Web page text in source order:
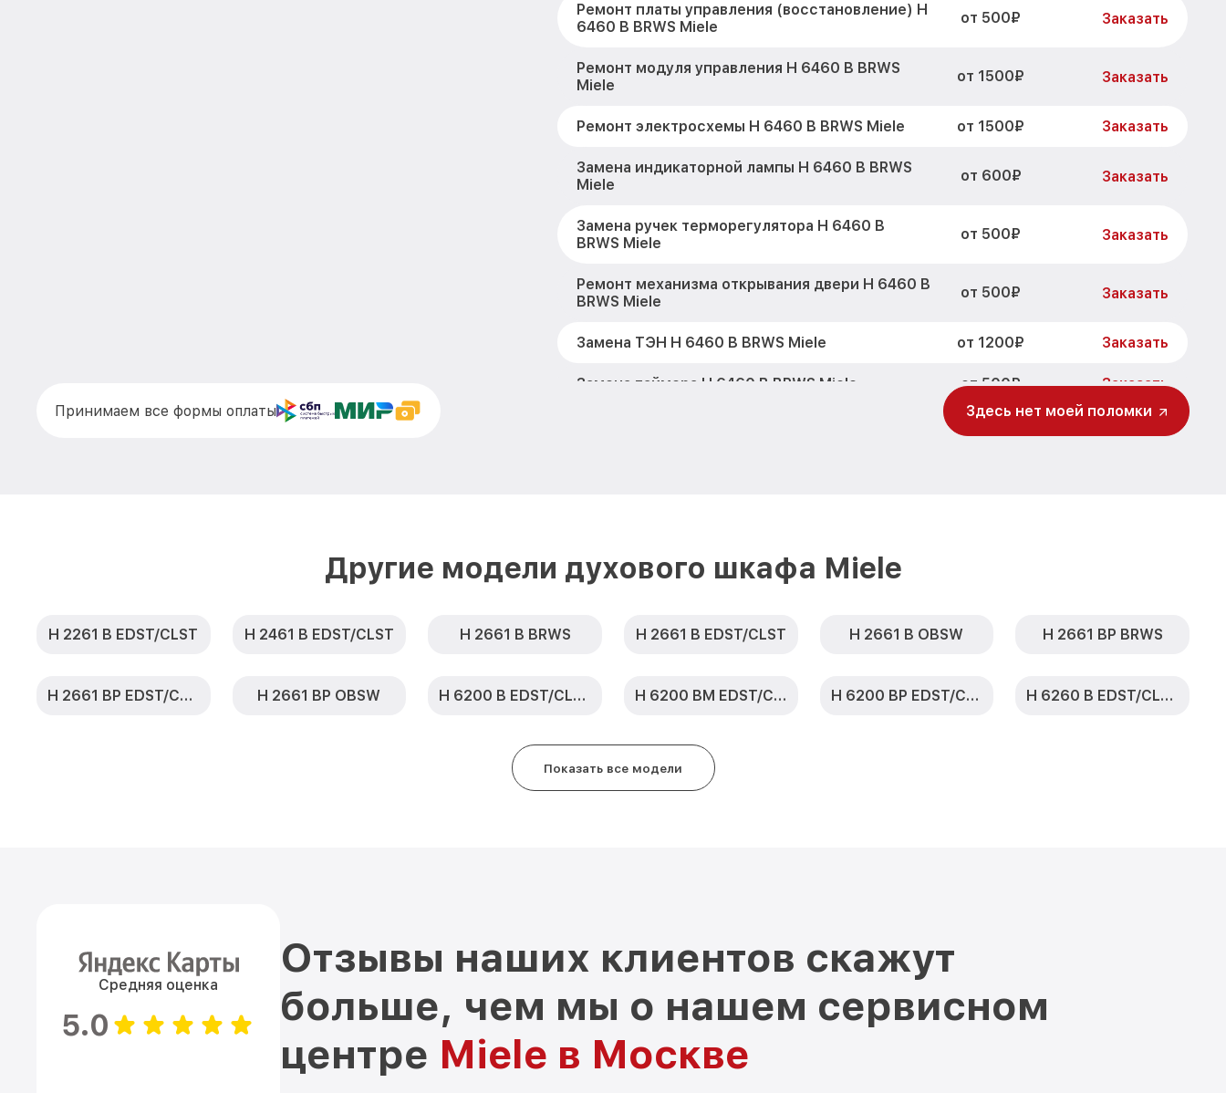
Ремонт платы управления (восстановление) H
6460 B BRWS Miele
от 500₽ Заказать
Ремонт модуля управления H 6460 B BRWS
Miele
от 1500₽ Заказать
Ремонт электросхемы H 6460 B BRWS Miele от 1500₽ Заказать
Замена индикаторной лампы H 6460 B BRWS
Miele
от 600₽ Заказать
Замена ручек терморегулятора H 6460 B
BRWS Miele
от 500₽ Заказать
Ремонт механизма открывания двери H 6460 B
BRWS Miele
от 500₽ Заказать
Замена ТЭН H 6460 B BRWS Miele от 1200₽ Заказать
Замена таймера H 6460 B BRWS Miele от 500₽ Заказать
от 700₽
Miele
Принимаем все формы оплаты Здесь нет моей поломки
Другие модели духового шкафа Miele
H 2261 B EDST/CLST H 2461 B EDST/CLST H 2661 B BRWS H 2661 B EDST/CLST H 2661 B OBSW H 2661 BP BRWS
H 2661 BP EDST/CLST H 2661 BP OBSW H 6200 B EDST/CLST H 6200 BM EDST/CLST H 6200 BP EDST/CLST H 6260 B EDST/CLST
Показать все модели
Средняя оценка
5.0
Отзывы наших клиентов скажут
больше, чем мы о нашем сервисном
центре Miele в Москве